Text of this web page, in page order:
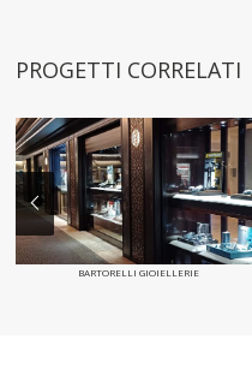
PROGETTI CORRELATI
BARTORELLI GIOIELLERIE